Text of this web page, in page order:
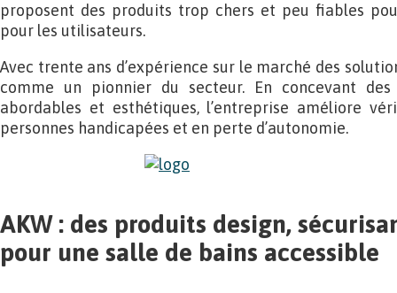
proposent des produits trop chers et peu fiables
pour les utilisateurs.
Avec trente ans d’expérience sur le marché des
comme un pionnier du secteur. En concevant
abordables et esthétiques, l’entreprise améliore
personnes handicapées et en perte d’autonomie.
AKW : des produits design,
pour une salle de bains accessible